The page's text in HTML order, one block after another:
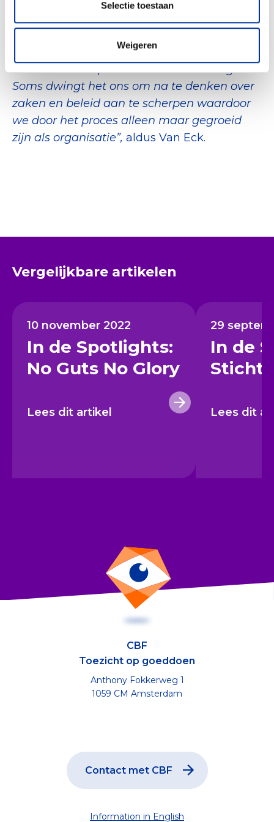
Selectie toestaan
Weigeren
je iets heel graag wilt, duurt het altijd lang.
Het was een superleuke samenwerking.
Soms dwingt het ons om na te denken over
zaken en beleid aan te scherpen waardoor
we door het proces alleen maar gegroeid
zijn als organisatie”, aldus Van Eck.
Vergelijkbare artikelen
10 november 2022
In de Spotlights:
No Guts No Glory
Lees dit artikel
29
In de
Lees dit
CBF
Toezicht op goeddoen
Anthony Fokkerweg 1
1059 CM Amsterdam
Contact met CBF
Information in English